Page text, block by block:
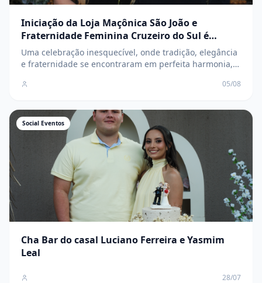
Iniciação da Loja Maçônica São João e
Fraternidade Feminina Cruzeiro do Sul é
marcada por elegância, tradição e
confraternização
Uma celebração inesquecível, onde tradição, elegância
e fraternidade se encontraram em perfeita harmonia,
caminhada para os novos membros
05/08
Social Eventos
Cha Bar do casal Luciano Ferreira e Yasmim
Leal
28/07